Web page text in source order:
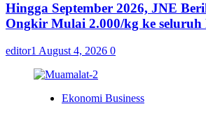
Hingga September 2026, JNE
Ongkir Mulai 2.000/kg ke seluruh
editor1 August 4, 2026 0
Ekonomi Business